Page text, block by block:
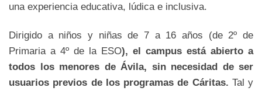
una experiencia educativa, lúdica e inclusiva.
Dirigido a niños y niñas de 7 a 16 años (de 2º de
Primaria a 4º de la ESO), el campus está abierto a
todos los menores de Ávila, sin necesidad de ser
usuarios previos de los programas de Cáritas. Tal y